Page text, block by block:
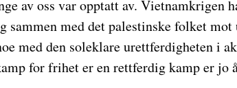
av oss var opptatt av. Vietnamkrigen
sammen med det palestinske folket
med den soleklare urettferdigheten i
for frihet er en rettferdig kamp er jo